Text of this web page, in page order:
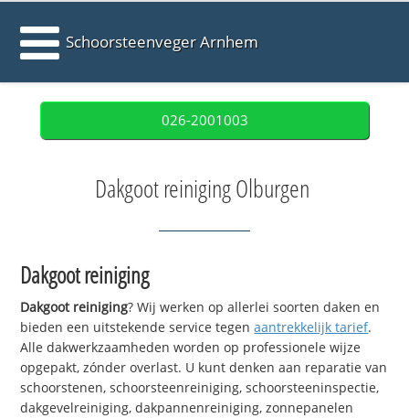
Schoorsteenveger Arnhem
026-2001003
Dakgoot reiniging Olburgen
Dakgoot reiniging
Dakgoot reiniging? Wij werken op allerlei soorten daken en
bieden een uitstekende service tegenaantrekkelijk tarief.
Alle dakwerkzaamheden worden op professionele wijze
opgepakt, zónder overlast. U kunt denken aan reparatie van
schoorstenen, schoorsteenreiniging, schoorsteeninspectie,
dakgevelreiniging, dakpannenreiniging, zonnepanelen